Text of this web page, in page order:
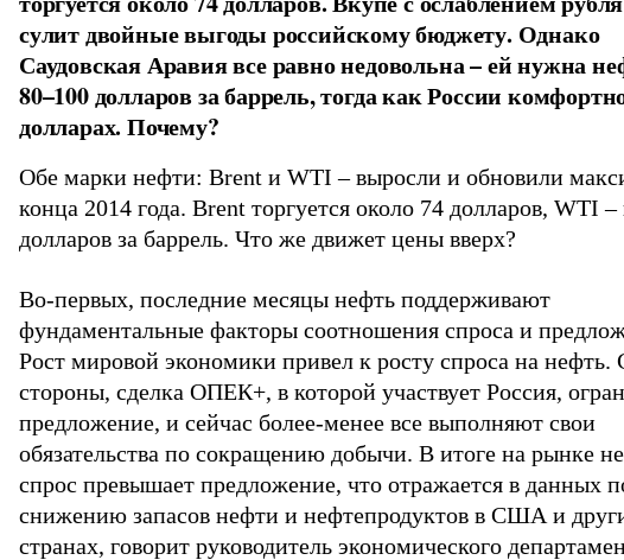
сулит двойные выгоды российскому бюджету. Однако
Саудовская Аравия все равно недовольна – ей нужна
80–100 долларов за баррель, тогда как России
долларах. Почему?
Обе марки нефти: Brent и WTI – выросли и обновили
конца 2014 года. Brent торгуется около 74 долларов, WTI
долларов за баррель. Что же движет цены вверх?
Во-первых, последние месяцы нефть поддерживают
фундаментальные факторы соотношения спроса и
Рост мировой экономики привел к росту спроса на нефть.
стороны, сделка ОПЕК+, в которой участвует Россия,
предложение, и сейчас более-менее все выполняют свои
обязательства по сокращению добычи. В итоге на рынке
спрос превышает предложение, что отражается в данных
снижению запасов нефти и нефтепродуктов в США и
странах, говорит руководитель экономического